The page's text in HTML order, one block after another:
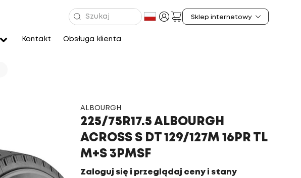
Kontakt Obsługa klienta
ALBOURGH
225/75R17.5 ALBOURGH
ACROSS S DT 129/127M 16PR TL
M+S 3PMSF
Zaloguj się i przeglądaj ceny i stany